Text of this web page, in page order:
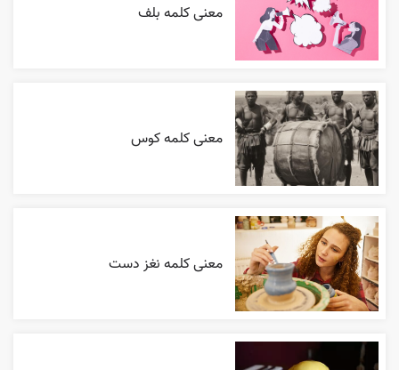
معنی کلمه بلف
معنی کلمه کوس
معنی کلمه نغز دست